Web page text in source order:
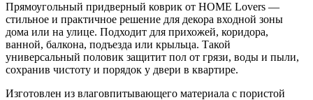
Прямоугольный придверный коврик от HOME Lovers —
стильное и практичное решение для декора входной зоны
дома или на улице. Подходит для прихожей, коридора,
ванной, балкона, подъезда или крыльца. Такой
универсальный половик защитит пол от грязи, воды и пыли,
сохранив чистоту и порядок у двери в квартире.
Изготовлен из влаговпитывающего материала с пористой